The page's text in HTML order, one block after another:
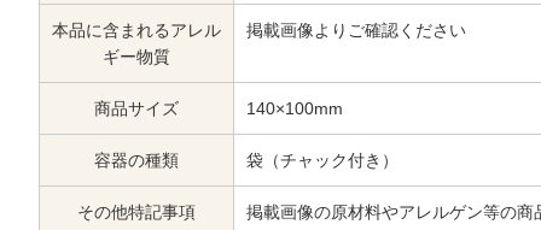
本品に含まれるアレル
ギー物質
掲載画像よりご確認ください
商品サイズ 140×100mm
容器の種類 袋（チャック付き）
その他特記事項 掲載画像の原材料やアレルゲン等の